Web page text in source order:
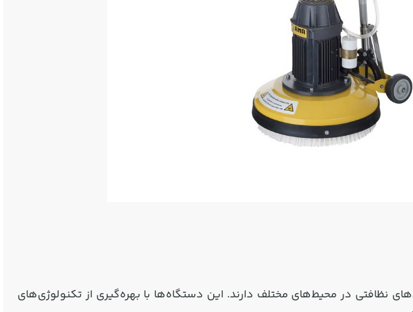
نظافتی در محیط‌های مختلف دارند. این دستگاه‌ها با بهره‌گیری از تکنولوژی‌های